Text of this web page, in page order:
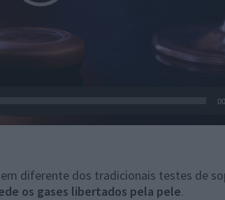
diferente dos tradicionais testes de
os gases libertados pela pele.